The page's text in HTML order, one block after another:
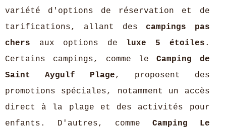
variété d'options de réservation et de
tarifications, allant descampings pas
chers aux options de luxe 5 étoiles .
Certains campings, comme leCamping de
Saint Aygulf Plage, proposent des
promotions spéciales, notamment un accès
direct à la plage et des activités pour
enfants. D'autres, comme Camping Le